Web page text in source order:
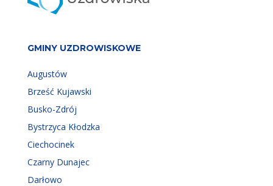
GMINY UZDROWISKOWE
Augustów
Brześć Kujawski
Busko-Zdrój
Bystrzyca Kłodzka
Ciechocinek
Czarny Dunajec
Darłowo